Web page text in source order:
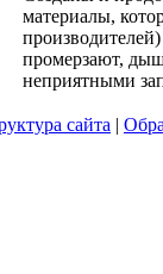
материалы,
промерзают,
неприятными
сайта |